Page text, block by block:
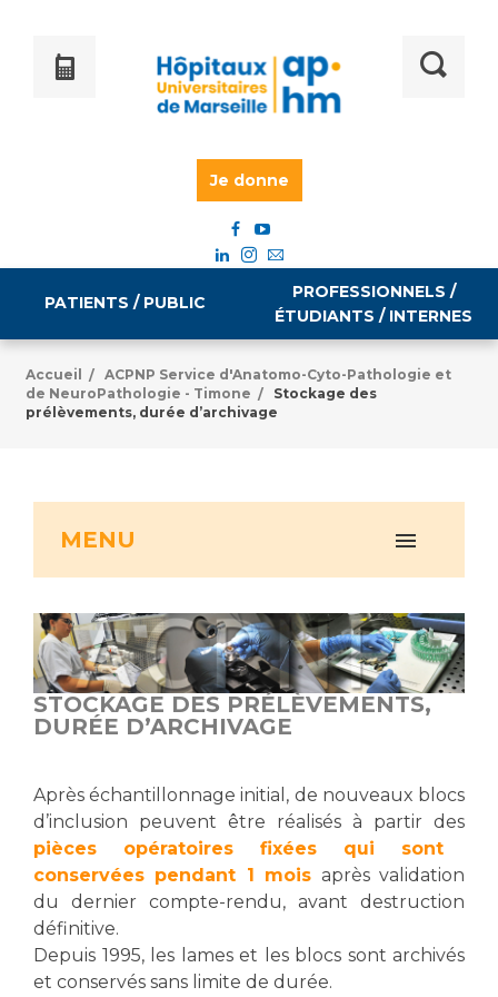
Je donne
PATIENTS / PUBLIC
Informations pratiques
Tarifs
Vous accompagnez, vous rendez visite à un patient
à réaliser
Vous avez une analyse à réaliser
Vous venez en consultation
myaphm, votre espace santé en ligne
Infos COVID-19
Vivre ensemble à l'hôpital
Culture à l'hôpital
Laïcité et cultes
Les associations
Livret d'accueil
PROFESSIONNELS /
ÉTUDIANTS / INTERNES
Égalité professionnelle
Emplois paramédicaux
Emplois administratifs
Emplois médicaux
Espace Formation
Étudiants hospitaliers
Emplois techniques et médico-techniques
Emplois divers
Statuts
Stages paramédicaux
Chercheurs
La recherche clinique à l'AP-HM
Accueil /
ACPNP Service d'Anatomo-Cyto-Pathologie et
de NeuroPathologie - Timone /
Stockage des
prélèvements, durée d’archivage
MENU
STOCKAGE DES PRÉLÈVEMENTS,
DURÉE D’ARCHIVAGE
Après échantillonnage initial, de nouveaux blocs
d’inclusion peuvent être réalisés à partir des
pièces opératoires fixées qui sont
conservées pendant 1 mois après validation
du dernier compte-rendu, avant destruction
définitive.
Depuis 1995, les lames et les blocs sont archivés
et conservés sans limite de durée.